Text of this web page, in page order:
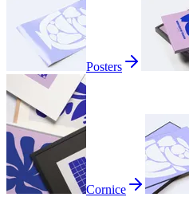
Posters
Cornice